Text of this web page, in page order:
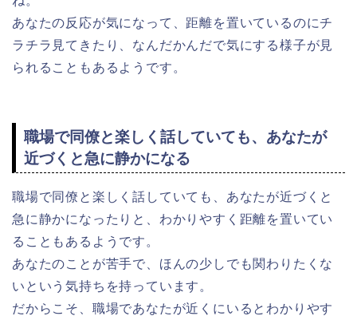
あなたの反応が気になって、距離を置いているのにチ
ラチラ見てきたり、なんだかんだで気にする様子が見
られることもあるようです。
職場で同僚と楽しく話していても、あなたが
近づくと急に静かになる
職場で同僚と楽しく話していても、あなたが近づくと
急に静かになったりと、わかりやすく距離を置いてい
ることもあるようです。
あなたのことが苦手で、ほんの少しでも関わりたくな
いという気持ちを持っています。
だからこそ、職場であなたが近くにいるとわかりやす